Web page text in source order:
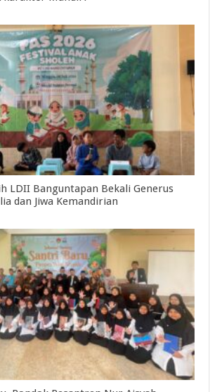
LDII Banguntapan Bekali Generus
dan Jiwa Kemandirian